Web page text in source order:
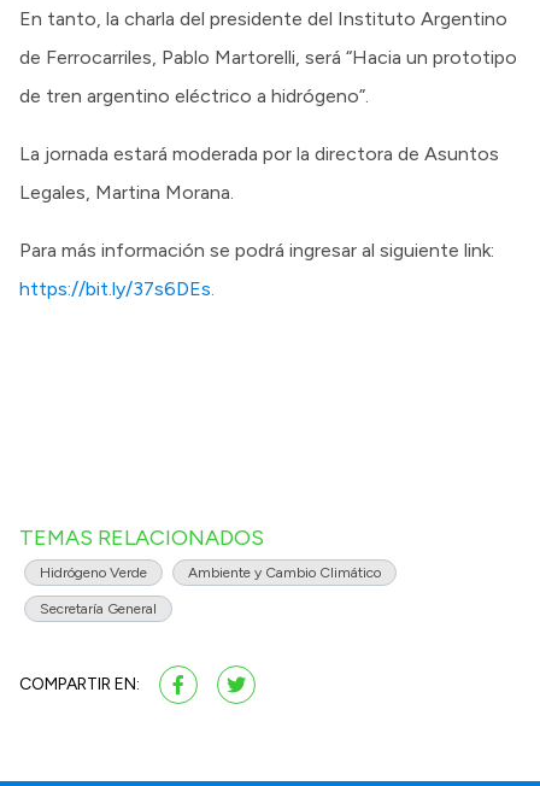
En tanto, la charla del presidente del Instituto Argentino
de Ferrocarriles, Pablo Martorelli, será “Hacia un prototipo
de tren argentino eléctrico a hidrógeno”.
La jornada estará moderada por la directora de Asuntos
Legales, Martina Morana.
Para más información se podrá ingresar al siguiente link:
https://bit.ly/37s6DEs.
TEMAS RELACIONADOS
Hidrógeno Verde Ambiente y Cambio Climático
Secretaría General
COMPARTIR EN: